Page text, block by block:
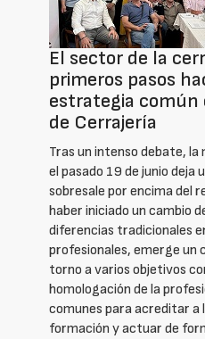
El sector de la
primeros pasos
estrategia común
de Cerrajería
Tras un intenso debate,
el pasado 19 de junio deja
sobresale por encima del
haber iniciado un cambio
diferencias tradicionales
profesionales, emerge un
torno a varios objetivos
homologación de la
comunes para acreditar
formación y actuar de